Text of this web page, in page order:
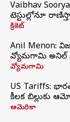
Vaibhav
టెస్టుల్లోనూ
క్రికెట్
Anil Menon:
వ్యోమగామి అనిల్‌
వ్యోమగామి
US Tariffs:
కీలక బిల్లుకు
అమెరికా